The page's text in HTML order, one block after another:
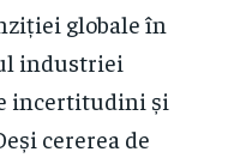
globale în
industriei
incertitudini și
cererea de